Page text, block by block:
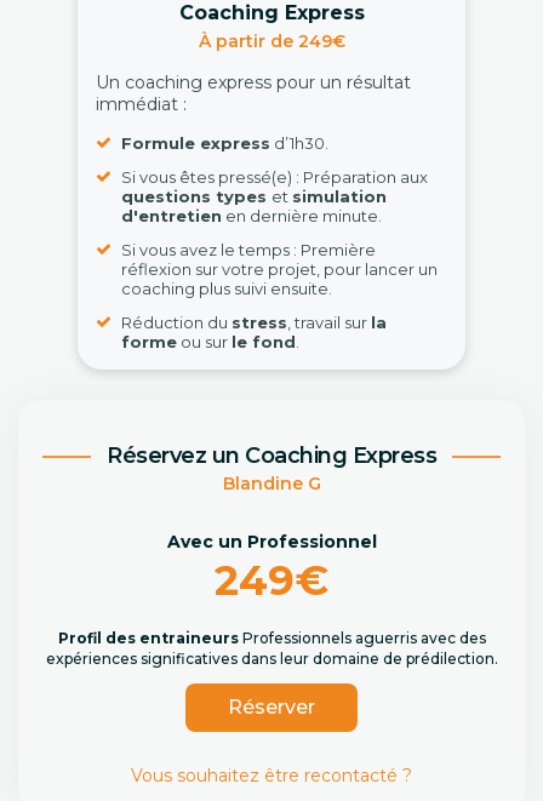
Coaching Express
À partir de 249€
Un coaching express pour un résultat
immédiat :
Formule express d’1h30.
Si vous êtes pressé(e) : Préparation aux
questions types et simulation
d'entretien en dernière minute.
Si vous avez le temps : Première
réflexion sur votre projet, pour lancer un
coaching plus suivi ensuite.
Réduction du stress , travail sur la
forme ou sur le fond
Réservez un Coaching Express
Blandine G
Avec un Professionnel
249€
Profil des entraineursProfessionnels aguerris avec des
expériences significatives dans leur domaine de prédilection.
Réserver
Vous souhaitez être recontacté ?